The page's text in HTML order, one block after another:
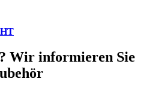
Wir informieren Sie